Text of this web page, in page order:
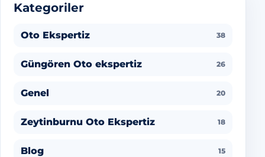
Kategoriler
Oto Ekspertiz 38
Güngören Oto ekspertiz 26
Genel 20
Zeytinburnu Oto Ekspertiz 18
Blog 15